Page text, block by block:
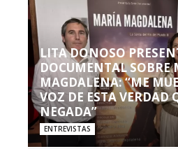
LITA DONOSO
DOCUMENTAL SOBRE
MAGDALENA: “ME
VOZ DE ESTA VERDAD
NEGADA”
ENTREVISTAS